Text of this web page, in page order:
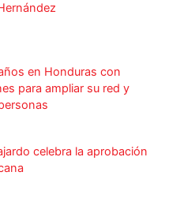
en Honduras con
para ampliar su red y
celebra la aprobación